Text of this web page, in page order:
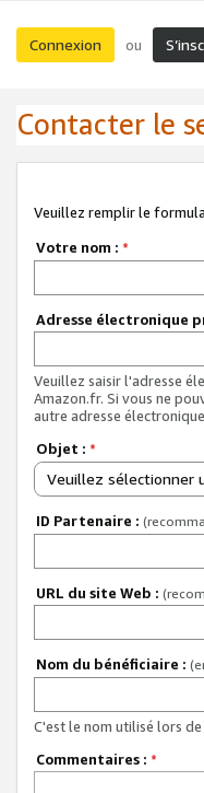
Connexion ou
Contacter le
Veuillez remplir le
Votre nom : *
Adresse électronique
Veuillez saisir l'adresse
Amazon.fr. Si vous ne
autre adresse
Objet : *
Veuillez sélectionner
ID Partenaire :
URL du site Web :
Nom du bénéficiaire :
C'est le nom utilisé lors
Commentaires : *